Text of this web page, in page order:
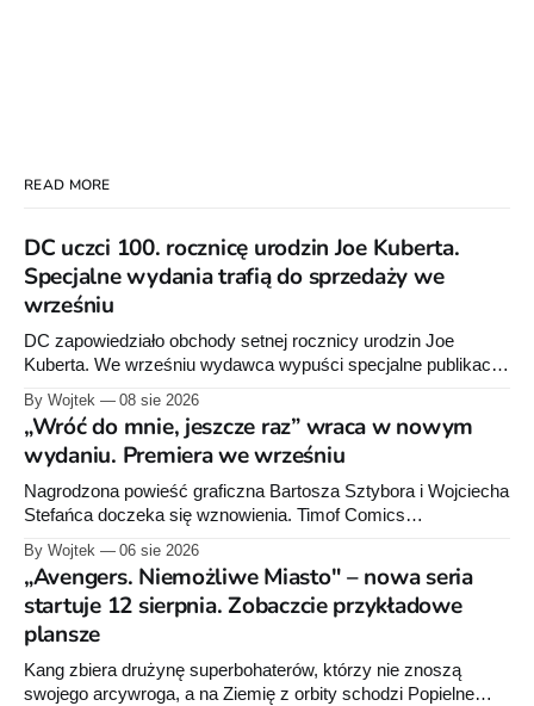
READ MORE
DC uczci 100. rocznicę urodzin Joe Kuberta.
Specjalne wydania trafią do sprzedaży we
wrześniu
DC zapowiedziało obchody setnej rocznicy urodzin Joe
Kuberta. We wrześniu wydawca wypuści specjalne publikacje
sprzedaży niemal dokładnie w dniu jego urodzin.
By Wojtek 08 sie 2026
„Wróć do mnie, jeszcze raz” wraca w nowym
wydaniu. Premiera we wrześniu
Nagrodzona powieść graficzna Bartosza Sztybora i Wojciecha
Stefańca doczeka się wznowienia. Timof Comics
raz”, którego pierwsze wydanie ukazało się w 2015 roku.
By Wojtek 06 sie 2026
„Avengers. Niemożliwe Miasto" – nowa seria
startuje 12 sierpnia. Zobaczcie przykładowe
plansze
Kang zbiera drużynę superbohaterów, którzy nie znoszą
swojego arcywroga, a na Ziemię z orbity schodzi Popielne